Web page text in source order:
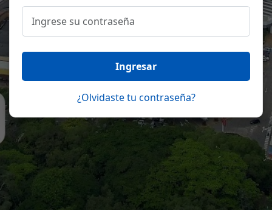
Ingresar
¿Olvidaste tu contraseña?